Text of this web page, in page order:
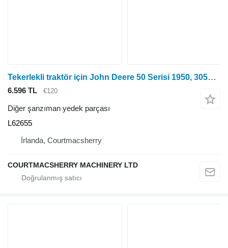
Tekerlekli traktör için John Deere 50 Serisi 1950, 3050, 3350 Şanzıman Ara Mili L62655
6.596 TL €120
Diğer şanzıman yedek parçası
L62655
İrlanda, Courtmacsherry
COURTMACSHERRY MACHINERY LTD